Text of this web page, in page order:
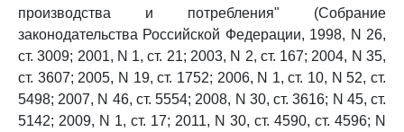
производства и потребления" (Собрание
законодательства Российской Федерации, 1998, N 26,
ст. 3009; 2001, N 1, ст. 21; 2003, N 2, ст. 167; 2004, N 35,
ст. 3607; 2005, N 19, ст. 1752; 2006, N 1, ст. 10, N 52, ст.
5498; 2007, N 46, ст. 5554; 2008, N 30, ст. 3616; N 45, ст.
5142; 2009, N 1, ст. 17; 2011, N 30, ст. 4590, ст. 4596; N